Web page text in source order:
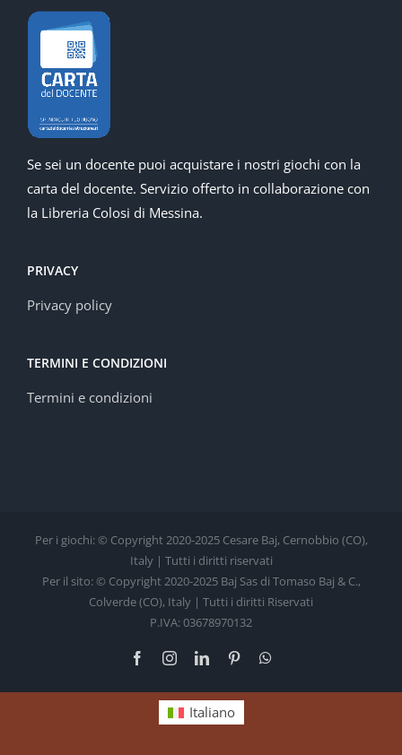
Se sei un docente puoi acquistare i nostri giochi con la
carta del docente. Servizio offerto in collaborazione con
la Libreria Colosi di Messina.
PRIVACY
Privacy policy
TERMINI E CONDIZIONI
Termini e condizioni
Per i giochi: © Copyright 2020-2025 Cesare Baj, Cernobbio (CO),
Italy | Tutti i diritti riservati
Per il sito: © Copyright 2020-2025 Baj Sas di Tomaso Baj & C.,
Colverde (CO), Italy | Tutti i diritti Riservati
P.IVA: 03678970132
FacebookInstagramLinkedInPinterest
Italiano